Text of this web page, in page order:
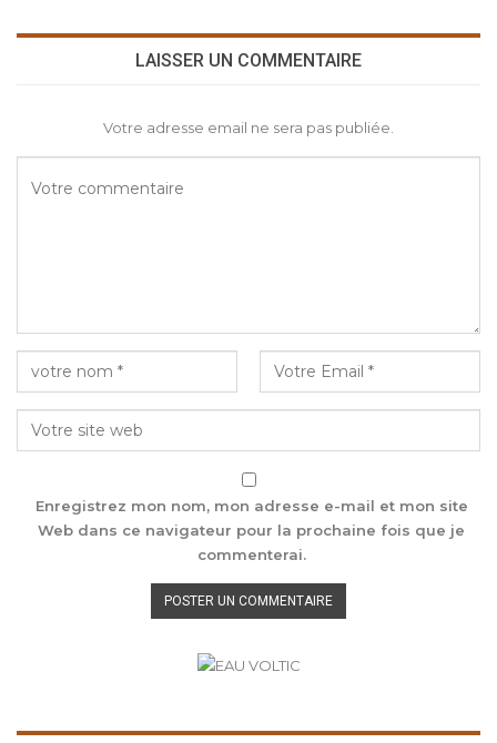
LAISSER UN COMMENTAIRE
Votre adresse email ne sera pas publiée.
Enregistrez mon nom, mon adresse e-mail et mon site
Web dans ce navigateur pour la prochaine fois que je
commenterai.